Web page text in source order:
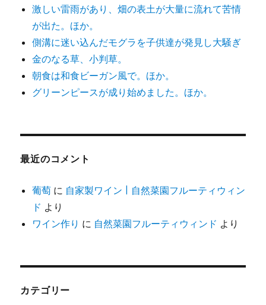
激しい雷雨があり、畑の表土が大量に流れて苦情
が出た。ほか。
側溝に迷い込んだモグラを子供達が発見し大騒ぎ
金のなる草、小判草。
朝食は和食ビーガン風で。ほか。
グリーンピースが成り始めました。ほか。
最近のコメント
葡萄 に 自家製ワイン | 自然菜園フルーティウィン
ド より
ワイン作り に 自然菜園フルーティウィンド より
カテゴリー